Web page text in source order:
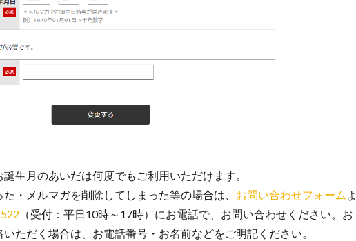
生月のあいだは何度でもご利用いただけます。
・メルマガを削除してしまった等の場合は、 お問い合わせフォーム よ
（受付：平日10時～17時）にお電話で、お問い合わせください。お
ただく場合は、お電話番号・お名前などをご明記ください。